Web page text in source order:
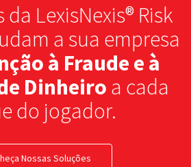
LexisNexis® Risk
a sua empresa
à Fraude e à
Dinheiro a cada
do jogador.
Nossas Soluções